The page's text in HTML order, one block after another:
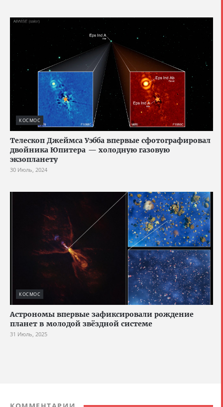
КОСМОС
Телескоп Джеймса Уэбба впервые сфотографировал
двойника Юпитера — холодную газовую
экзопланету
30 Июль, 2024
КОСМОС
Астрономы впервые зафиксировали рождение
планет в молодой звёздной системе
31 Июль, 2025